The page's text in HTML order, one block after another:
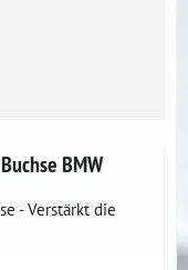
BMW
- Verstärkt die